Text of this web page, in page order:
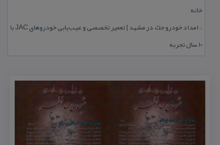
خانه
::
امداد خودرو جك در مشهد | تعمیر تخصصی و عیب‌یابی خودروهای JAC با
۱۰ سال تجربه